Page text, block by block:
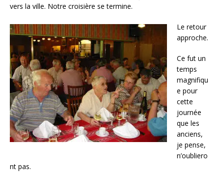
vers la ville. Notre croisière se termine.
Le retour
approche.
Ce fut un
temps
magnifiqu
e pour
cette
journée
que les
anciens,
je pense,
n’oubliero
nt pas.